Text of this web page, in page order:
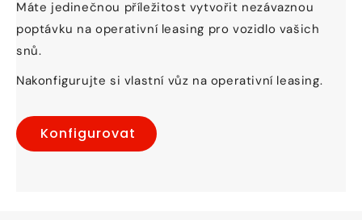
Máte jedinečnou příležitost vytvořit nezávaznou
poptávku na operativní leasing pro vozidlo vašich
snů.
Nakonfigurujte si vlastní vůz na operativní leasing.
Konfigurovat